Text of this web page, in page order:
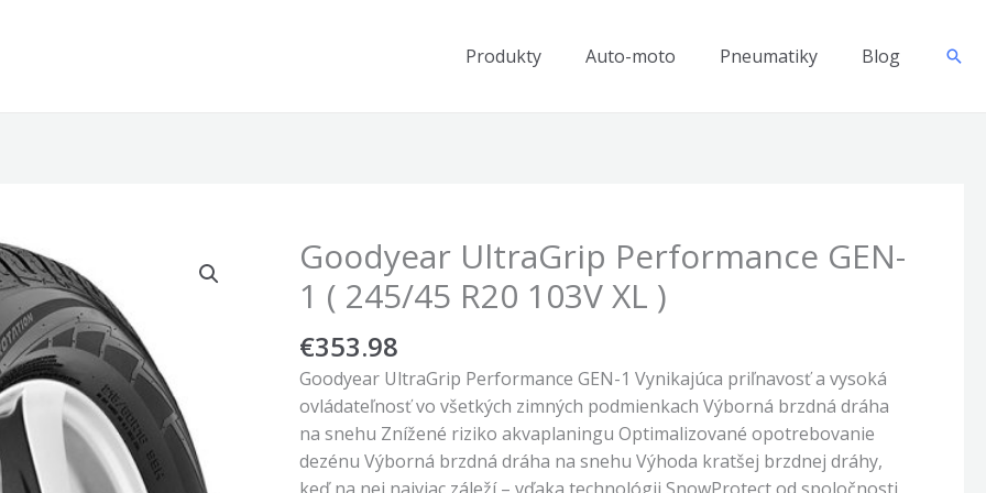
Produkty Auto-moto Pneumatiky Blog
Goodyear UltraGrip Performance GEN-
1 ( 245/45 R20 103V XL )
€353.98
Goodyear UltraGrip Performance GEN-1 Vynikajúca priľnavosť a vysoká
ovládateľnosť vo všetkých zimných podmienkach Výborná brzdná dráha
na snehu Znížené riziko akvaplaningu Optimalizované opotrebovanie
dezénu Výborná brzdná dráha na snehu Výhoda kratšej brzdnej dráhy,